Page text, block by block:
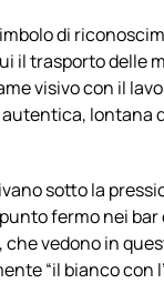
di
il trasporto delle
visivo con il
lontana
sotto la
fermo nei
vedono in
“il bianco con